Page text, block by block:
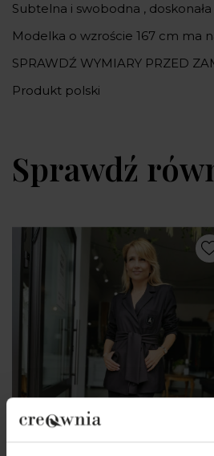
Subtelna i swobodna ,
Modelka o wzroście 167 cm ma
SPRAWDŹ WYMIARY PRZED
Produkt polski
Sprawdź